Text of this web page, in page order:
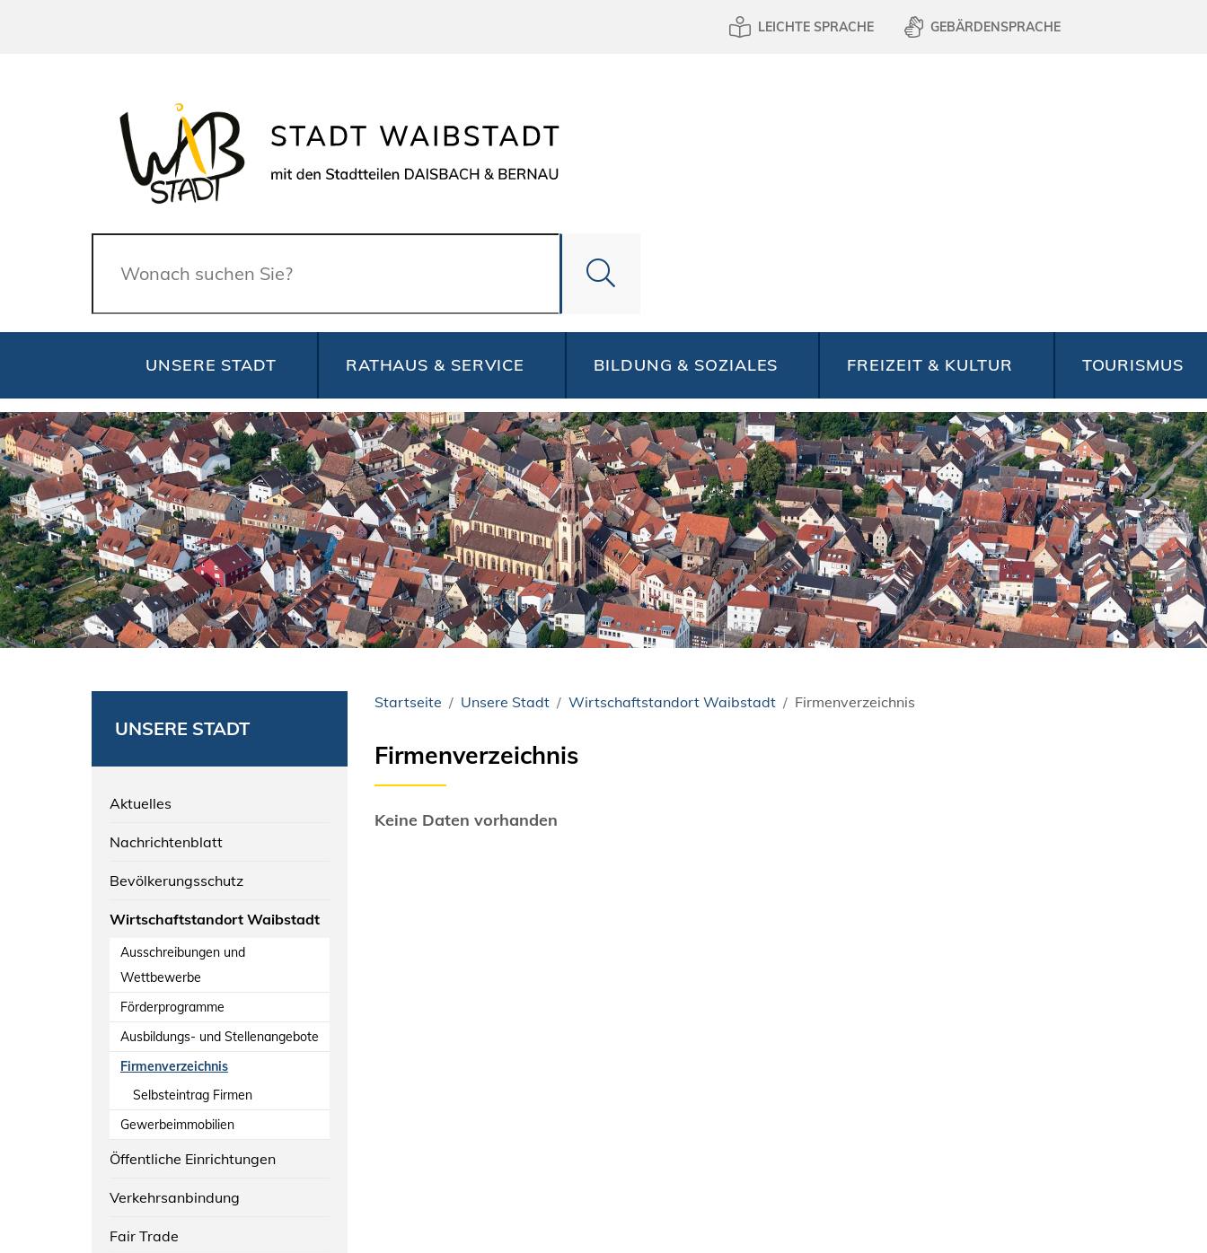
LEICHTE SPRACHE GEBÄRDENSPRACHE
Suche
UNSERE STADT RATHAUS & SERVICE BILDUNG & SOZIALES FREIZEIT & KULTUR TOURISMUS
UNSERE STADT
Aktuelles
Nachrichtenblatt
Bevölkerungsschutz
Wirtschaftstandort Waibstadt
Ausschreibungen und
Wettbewerbe
Förderprogramme
Ausbildungs- und Stellenangebote
Firmenverzeichnis
Selbsteintrag Firmen
Gewerbeimmobilien
Öffentliche Einrichtungen
Verkehrsanbindung
Fair Trade
Startseite Unsere Stadt Wirtschaftstandort Waibstadt Firmenverzeichnis
Firmenverzeichnis
Keine Daten vorhanden